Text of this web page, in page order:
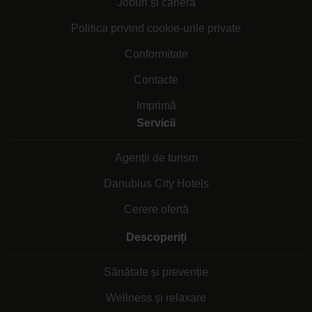
Politica privind cookie-urile private
Conformitate
Contacte
Imprimă
Servicii
Agenții de turism
Danubius City Hotels
Cerere ofertă
Descoperiți
Sănătate și prevenție
Wellness și relaxare